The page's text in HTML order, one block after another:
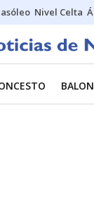
Nivel Celta